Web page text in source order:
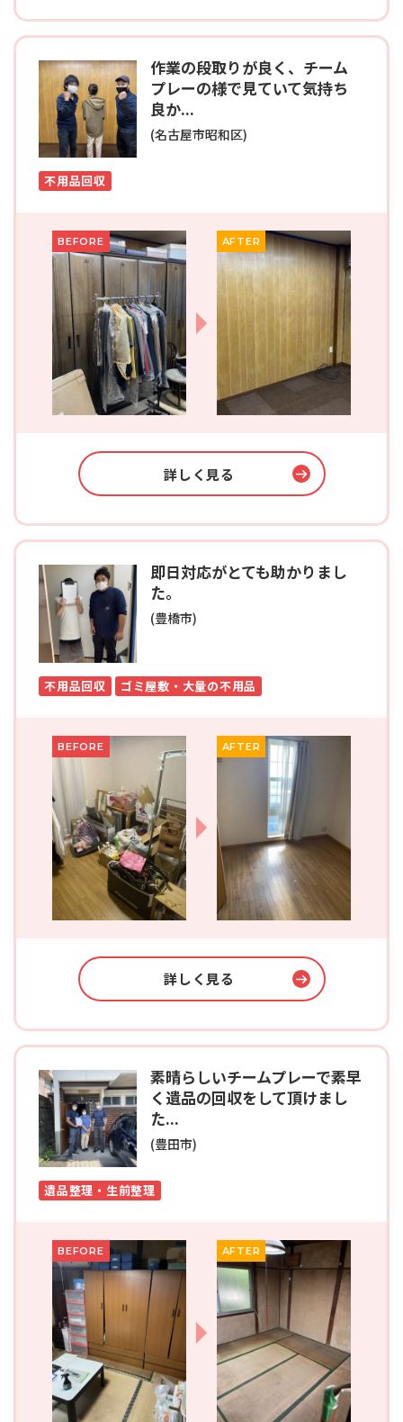
作業の段取りが良く、チーム
プレーの様で見ていて気持ち
良か...
(名古屋市昭和区)
不用品回収
BEFORE AFTER
詳しく見る
即日対応がとても助かりまし
た。
(豊橋市)
不用品回収 ゴミ屋敷・大量の不用品
BEFORE AFTER
詳しく見る
素晴らしいチームプレーで素早
く遺品の回収をして頂けまし
た...
(豊田市)
遺品整理・生前整理
BEFORE AFTER